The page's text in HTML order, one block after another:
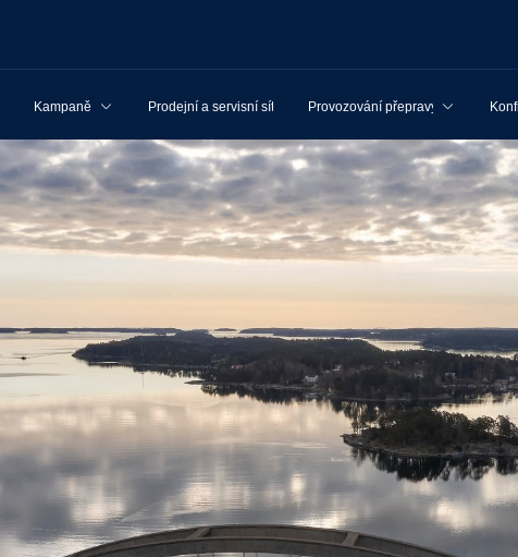
Kampaně Prodejní a servisní síť Provozování přepravy